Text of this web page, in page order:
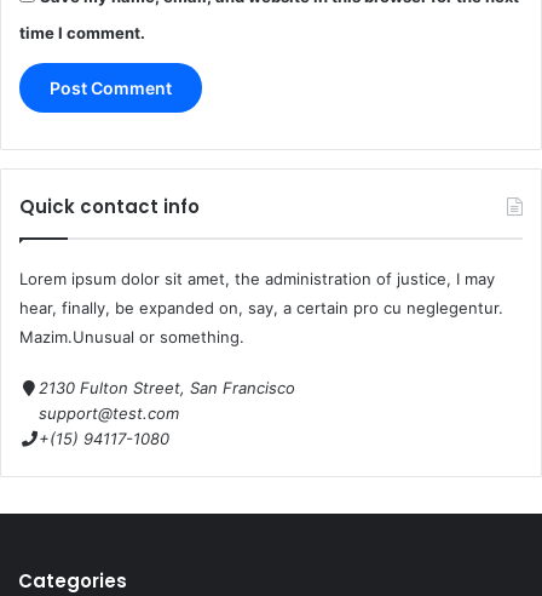
time I comment.
Quick contact info
Lorem ipsum dolor sit amet, the administration of justice, I may
hear, finally, be expanded on, say, a certain pro cu neglegentur.
Mazim.Unusual or something.
2130 Fulton Street, San Francisco
support@test.com
+(15) 94117-1080
Categories